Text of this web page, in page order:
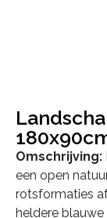
Omschrijving:
een open
rotsformaties
heldere